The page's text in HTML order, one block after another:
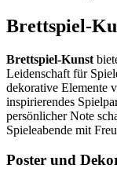
Brettspiel-
Brettspiel-Kunst
Leidenschaft für
dekorative Elemente
inspirierendes
persönlicher Note
Spieleabende mit
Poster und